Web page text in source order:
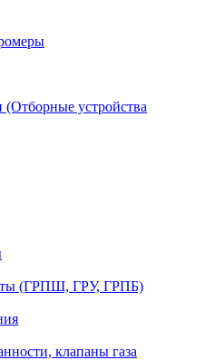
(Отборные устройства
(ГРПШ, ГРУ, ГРПБ)
клапаны газа